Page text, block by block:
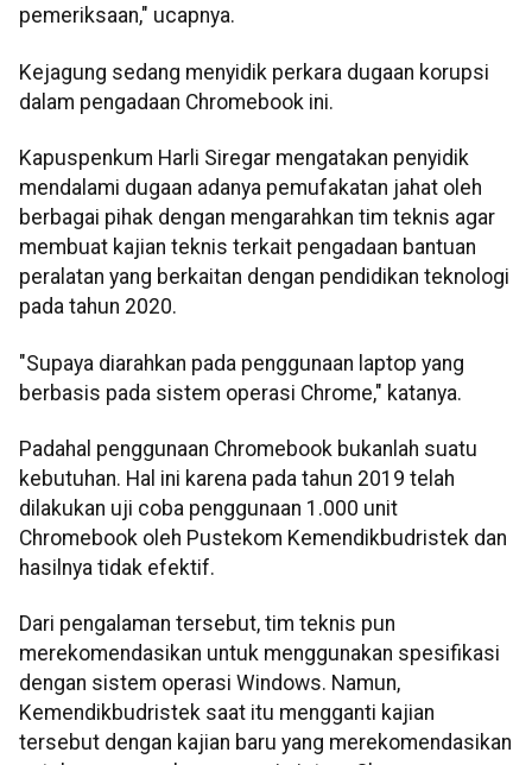
pemeriksaan," ucapnya.
Kejagung sedang menyidik perkara dugaan korupsi
dalam pengadaan Chromebook ini.
Kapuspenkum Harli Siregar mengatakan penyidik
mendalami dugaan adanya pemufakatan jahat oleh
berbagai pihak dengan mengarahkan tim teknis agar
membuat kajian teknis terkait pengadaan bantuan
peralatan yang berkaitan dengan pendidikan teknologi
pada tahun 2020.
"Supaya diarahkan pada penggunaan laptop yang
berbasis pada sistem operasi Chrome," katanya.
Padahal penggunaan Chromebook bukanlah suatu
kebutuhan. Hal ini karena pada tahun 2019 telah
dilakukan uji coba penggunaan 1.000 unit
Chromebook oleh Pustekom Kemendikbudristek dan
hasilnya tidak efektif.
Dari pengalaman tersebut, tim teknis pun
merekomendasikan untuk menggunakan spesifikasi
dengan sistem operasi Windows. Namun,
Kemendikbudristek saat itu mengganti kajian
tersebut dengan kajian baru yang merekomendasikan